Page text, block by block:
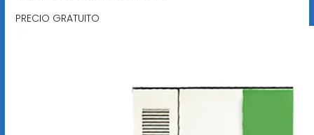
PRECIO GRATUITO